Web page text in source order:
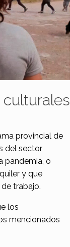
culturales
provincial de
del sector
pandemia, o
y que
trabajo.
los
mencionados